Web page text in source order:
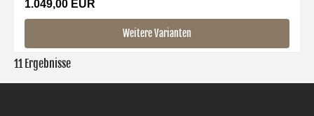
1.049,00 EUR
Weitere Varianten
11 Ergebnisse